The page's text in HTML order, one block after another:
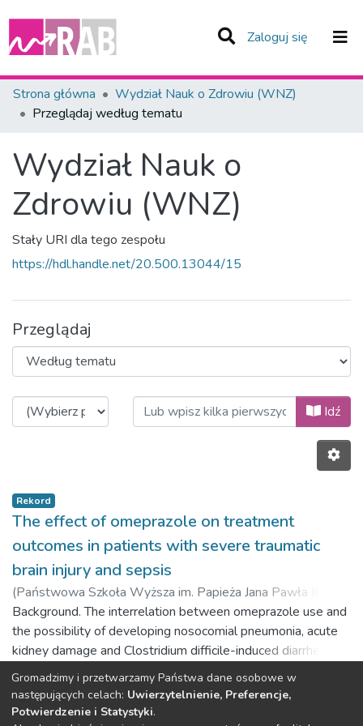
Zaloguj się (current)
Zespoły i Kolekcje
Całe Repozytorium
Strona główna
Wydział Nauk o Zdrowiu (WNZ)
Przeglądaj według tematu
Wydział Nauk o
Zdrowiu (WNZ)
Stały URI dla tego zespołu
https://hdl.handle.net/20.500.13044/15
Przeglądaj
Przeglądanie Wydział Nauk o Idź
Rekord
The effect of omeprazole on treatment
outcomes in patients with severe traumatic
brain injury and sepsis
(Państwowa Szkoła Wyższa im. Papieża Jana Pawła II w
Białej Podlaskiej,2020-10-20)Oliynyk, Oleksandr
Background. The interrelation between omeprazole use and
the possibility of developing nosocomial pneumonia, acute
kidney damage and Clostridium difficile-induced diarrhea in
patients with sepsis requires further study.Material and
methods. 200 patients with severe craniocerebral injury that
underwent surgery for the pathology and developed sepsis
Poprzedni Następny
Gromadzimy i przetwarzamy Państwa dane osobowe w
następujących celach: Uwierzytelnienie, Preferencje,
Potwierdzenie i Statystyki.